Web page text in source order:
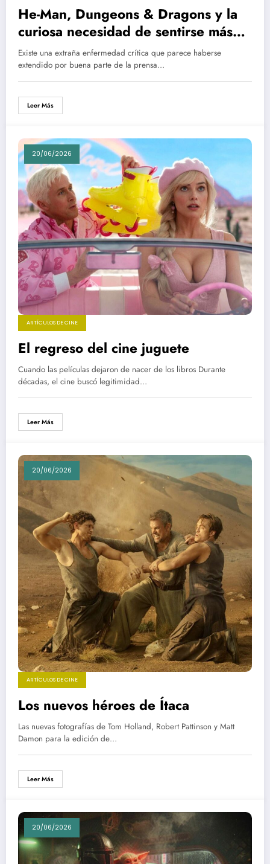
He-Man, Dungeons & Dragons y la
curiosa necesidad de sentirse más
inteligente que la fantasía
Existe una extraña enfermedad crítica que parece haberse
extendido por buena parte de la prensa…
Leer Más
20/06/2026
ARTÍCULOS DE CINE
El regreso del cine juguete
Cuando las películas dejaron de nacer de los libros Durante
décadas, el cine buscó legitimidad…
Leer Más
20/06/2026
ARTÍCULOS DE CINE
Los nuevos héroes de Ítaca
Las nuevas fotografías de Tom Holland, Robert Pattinson y Matt
Damon para la edición de…
Leer Más
20/06/2026